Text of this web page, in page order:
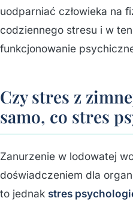
uodparniać człowieka na
codziennego stresu i w
funkcjonowanie
Czy stres z
samo, co stres
Zanurzenie w lodowatej
doświadczeniem dla
to jednak stres